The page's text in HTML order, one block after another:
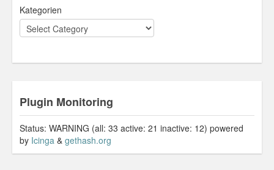
Kategorien
Plugin Monitoring
Status: WARNING (all: 33 active: 21 inactive: 12) powered
by Icinga & gethash.org